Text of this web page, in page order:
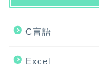
C言語
Excel